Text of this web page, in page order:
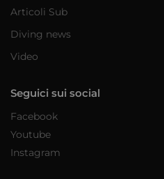
Articoli Sub
Diving news
Video
Seguici sui social
Facebook
Youtube
Instagram